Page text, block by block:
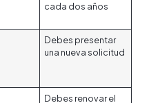
cada dos años
Debes presentar
una nueva solicitud
Debes renovar el